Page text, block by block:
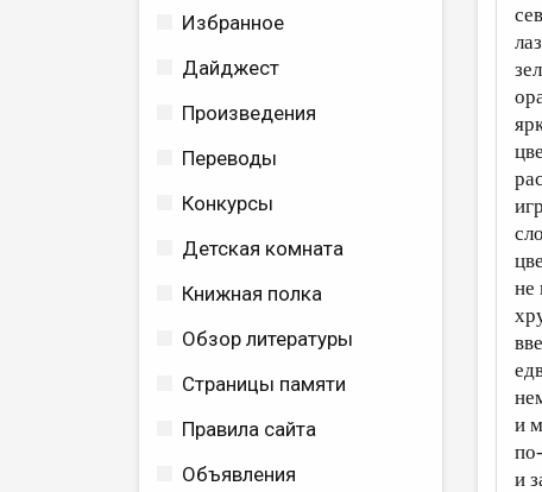
Избранное
Дайджест
Произведения
Переводы
Конкурсы
Детская комната
Книжная полка
Обзор литературы
Страницы памяти
Правила сайта
Объявления
не
и
и